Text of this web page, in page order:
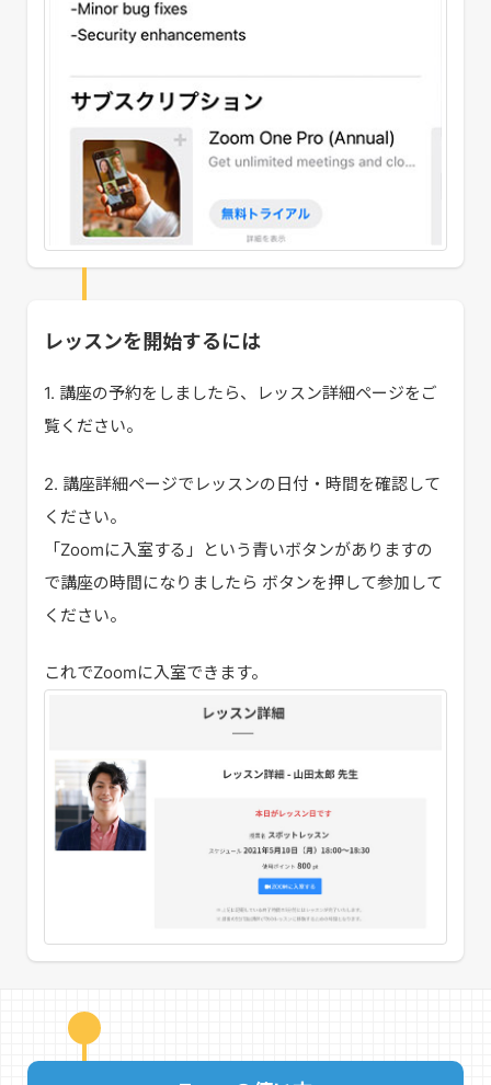
レッスンを開始するには
1. 講座の予約をしましたら、レッスン詳細ページをご
覧ください。
2. 講座詳細ページでレッスンの日付・時間を確認して
ください。
「Zoomに入室する」という青いボタンがありますの
で講座の時間になりましたら ボタンを押して参加して
ください。
これでZoomに入室できます。